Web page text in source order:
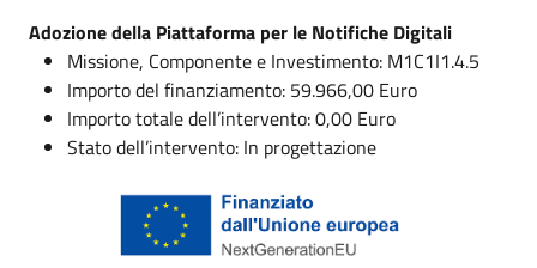
Adozione della Piattaforma per le Notifiche Digitali
Missione, Componente e Investimento: M1C1I1.4.5
Importo del finanziamento: 59.966,00 Euro
Importo totale dell’intervento: 0,00 Euro
Stato dell’intervento: In progettazione